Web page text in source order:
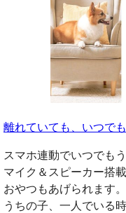
離れていても、いつで
スマホ連動でいつでも
マイク＆スピーカー搭
おやつもあげられます。
うちの子、一人でいる